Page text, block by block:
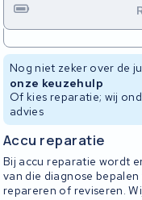
Nog niet zeker over de
onze keuzehulp
Of kies reparatie; wij
advies
Accu reparatie
Bij accu reparatie wordt
van die diagnose
repareren of reviseren.